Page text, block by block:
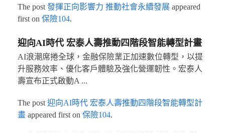
The post 發揮正向影響力 推動社會永續發展appeared
first on 保險104.
迎向AI時代 宏泰人壽推動四階段智能轉型計畫
AI浪潮席捲全球，金融保險業正加速數位轉型，以提
升服務效率、優化客戶體驗及強化營運韌性。宏泰人
壽宣布正式啟動A ...
The post 迎向AI時代 宏泰人壽推動四階段智能轉型計
畫appeared first on 保險104.